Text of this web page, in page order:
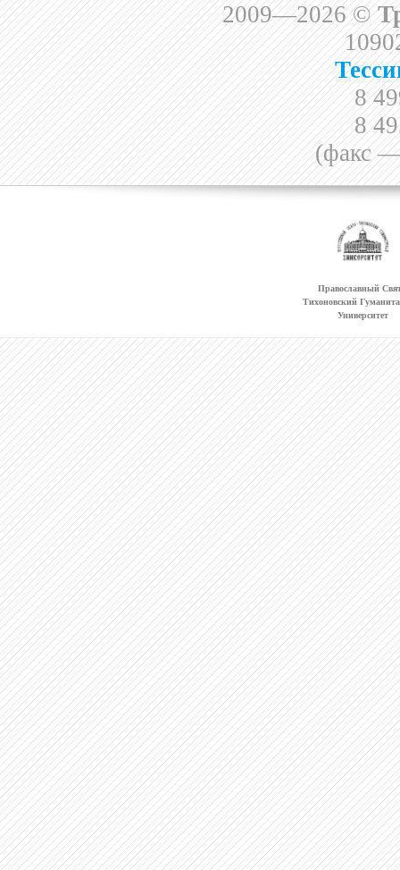
2009—2026 ©
8
8
(факс
Православный
Тихоновский
Университет